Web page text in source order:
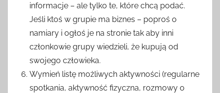
informacje – ale tylko te, które chcą podać.
Jeśli ktoś w grupie ma biznes – poproś o
namiary i ogłoś je na stronie tak aby inni
członkowie grupy wiedzieli, że kupują od
swojego człowieka.
Wymień listę możliwych aktywności (regularne
spotkania, aktywność fizyczna, rozmowy o